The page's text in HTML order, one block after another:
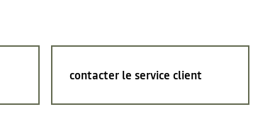
contacter le service client